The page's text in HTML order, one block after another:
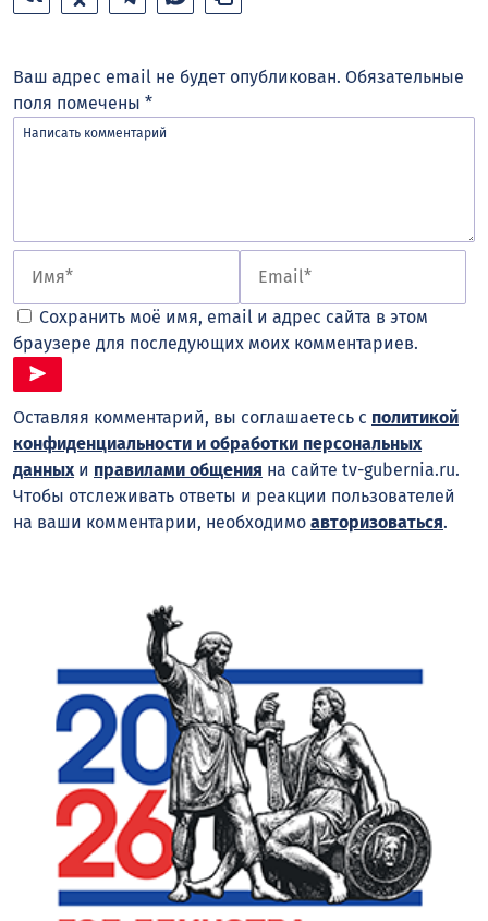
Ваш адрес email не будет опубликован. Обязательные
поля помечены *
Сохранить моё имя, email и адрес сайта в этом
браузере для последующих моих комментариев.
Оставляя комментарий, вы соглашаетесь с политикой
конфиденциальности и обработки персональных
данныхи правилами общения на сайте tv-gubernia.ru.
Чтобы отслеживать ответы и реакции пользователей
на ваши комментарии, необходимо авторизоваться.